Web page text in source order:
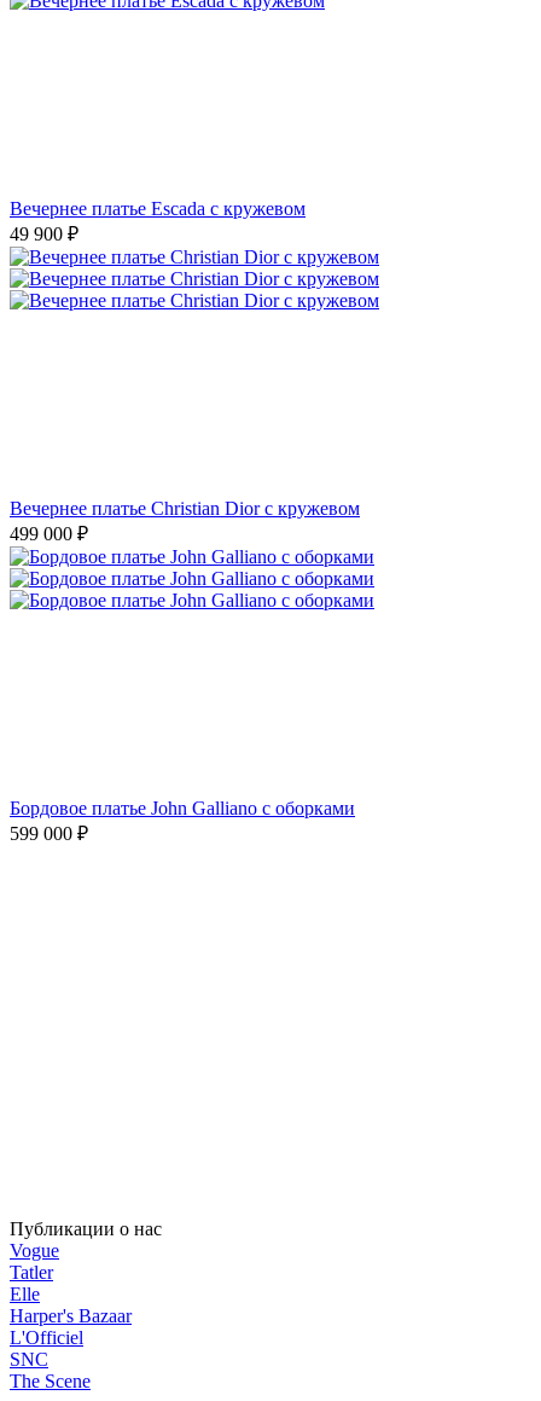
Вечернее платье Escada с кружевом
49 900 ₽
Вечернее платье Christian Dior с кружевом
499 000 ₽
Бордовое платье John Galliano с оборками
599 000 ₽
Публикации о нас
Vogue
Tatler
Elle
Harper's Bazaar
L'Officiel
SNC
The Scene